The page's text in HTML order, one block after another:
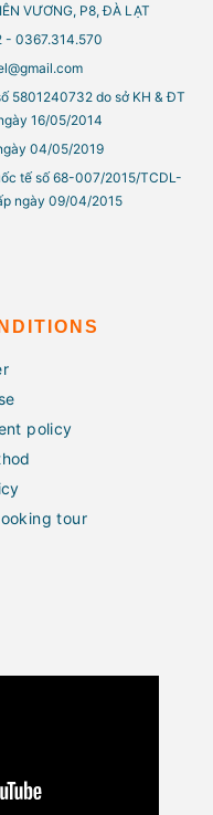
VƯƠNG, P8, ĐÀ LẠT
- 0367.314.570
5801240732 do sở KH & ĐT
16/05/2014
04/05/2019
tế số 68-007/2015/TCDL-
ngày 09/04/2015
policy
tour